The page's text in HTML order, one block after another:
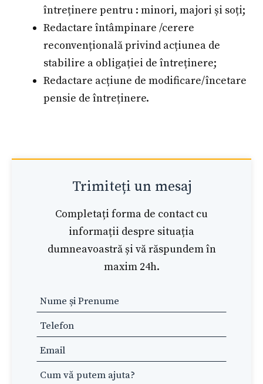
întreținere pentru : minori, majori și soți;
Redactare întâmpinare /cerere
reconvențională privind acțiunea de
stabilire a obligației de întreținere;
Redactare acțiune de modificare/încetare
pensie de întreținere.
Trimiteți un mesaj
Completați forma de contact cu
informații despre situația
dumneavoastră și vă răspundem în
maxim 24h.
Leave
this
field
blank